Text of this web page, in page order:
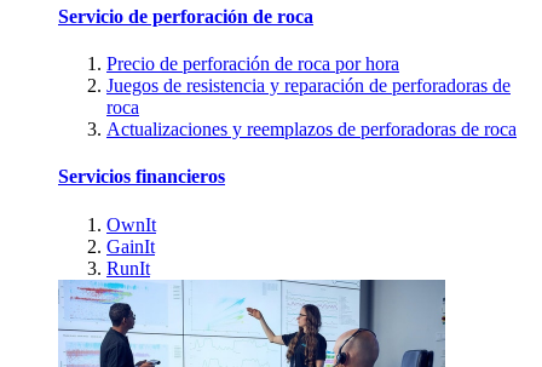
Servicio de perforación de roca
Precio de perforación de roca por hora
Juegos de resistencia y reparación de perforadoras de
roca
Actualizaciones y reemplazos de perforadoras de roca
Servicios financieros
OwnIt
GainIt
RunIt